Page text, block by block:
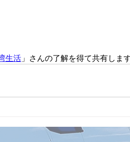
生活 」さんの了解を得て共有しま